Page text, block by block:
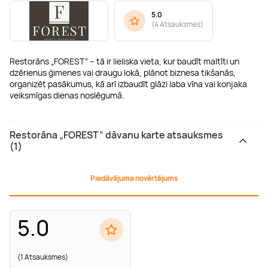
Restorāns „FOREST” – tā ir lieliska vieta, kur baudīt maltīti un
dzērienus ģimenes vai draugu lokā, plānot biznesa tikšanās,
organizēt pasākumus, kā arī izbaudīt glāzi laba vīna vai konjaka
veiksmīgas dienas noslēgumā.
5.0
(4 Atsauksmes)
Restorāna „FOREST” dāvanu karte atsauksmes
(1)
Piedāvājuma novērtējums
5.0
(1 Atsauksmes)